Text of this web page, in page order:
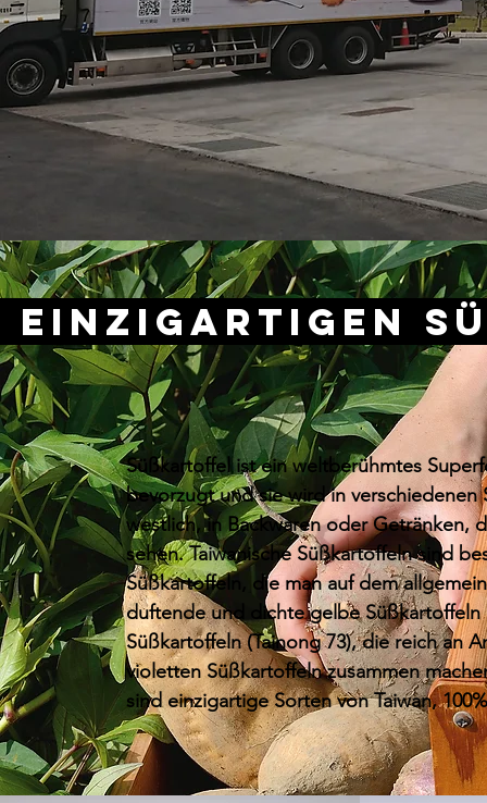
einzigartigen
Süßkartoffel ist ein weltberühmtes
bevorzugt und sie wird in
westlich, in Backwaren oder Getränken,
sehen. Taiwanische Süßkartoffeln sind
Süßkartoffeln, die man auf dem
duftende und dichte gelbe
Süßkartoffeln (Tainong 73), die reich an
violetten Süßkartoffeln zusammen
sind einzigartige Sorten von Taiwan,